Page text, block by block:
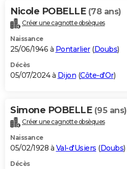
Nicole POBELLE (78 ans)
Créer une cagnotte obsèques
Naissance
25/06/1946 à Pontarlier(Doubs)
Décès
05/07/2024 à Dijon (Côte-d'Or)
Simone POBELLE (95 ans)
Créer une cagnotte obsèques
Naissance
05/02/1928 à Val-d'Usiers (Doubs)
Décès